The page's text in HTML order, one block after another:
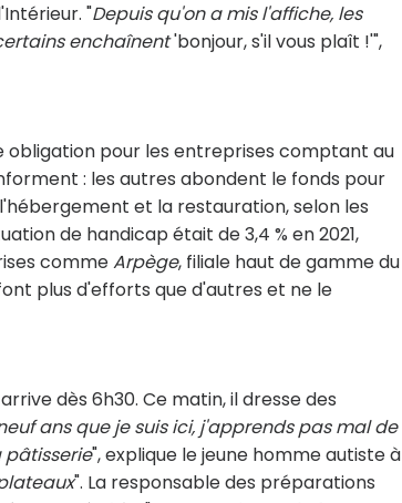
"Depuis qu'on a mis l'affiche, les
enchaînent'bonjour, s'il vous plaît !'",
obligation pour les entreprises comptant au
: les autres abondent le fonds pour
et la restauration, selon les
de handicap était de 3,4 % en 2021,
commeArpège, filiale haut de gamme du
plus d'efforts que d'autres et ne le
dès 6h30. Ce matin, il dresse des
ans que je suis ici, j'apprends pas mal de
pâtisserie", explique le jeune homme autiste à
". La responsable des préparations